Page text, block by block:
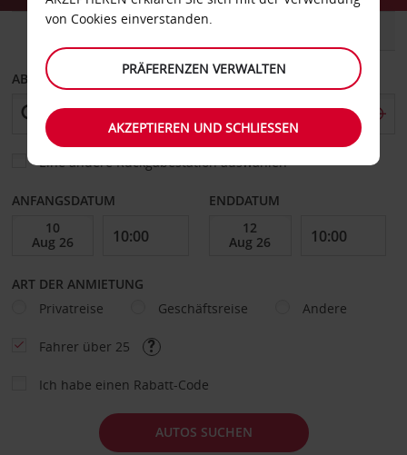
ABHOLEN VON
Eine andere Rückgabestation auswählen
ANFANGSDATUM ENDDATUM
ART DER ANMIETUNG
Privatreise
Geschäftsreise Andere
Fahrer über 25
Ich habe einen Rabatt-Code
AUTOS SUCHEN
von Cookies einverstanden.
PRÄFERENZEN VERWALTEN
AKZEPTIEREN UND SCHLIESSEN